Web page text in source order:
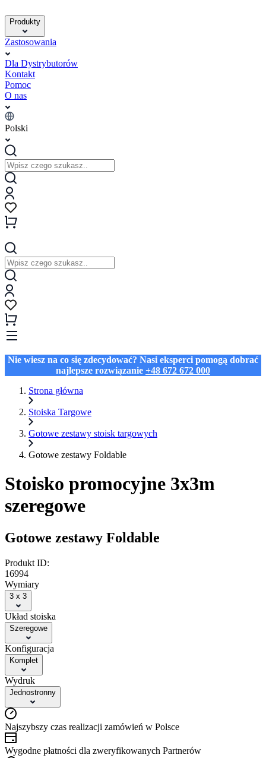
Produkty
Zastosowania
Dla Dystrybutorów
Kontakt
Pomoc
O nas
Polski
Nie wiesz na co się zdecydować? Nasi eksperci pomogą dobrać
najlepsze rozwiązanie +48 672 672 000
Strona główna
Stoiska Targowe
Gotowe zestawy stoisk targowych
Gotowe zestawy Foldable
Stoisko promocyjne 3x3m
szeregowe
Gotowe zestawy Foldable
Produkt ID:
16994
Wymiary
3 x 3
Układ stoiska
Szeregowe
Konfiguracja
Komplet
Wydruk
Jednostronny
Najszybszy czas realizacji zamówień w Polsce
Wygodne płatności dla zweryfikowanych Partnerów